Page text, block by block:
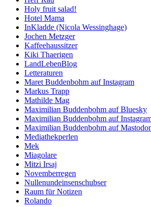
Holy fruit salad!
Hotel Mama
InKladde (Nicola Wessinghage)
Jochen Metzger
Kaffeehaussitzer
Kiki Thaerigen
LandLebenBlog
Letteraturen
Maret Buddenbohm auf Instagram
Markus Trapp
Mathilde Mag
Maximilian Buddenbohm auf Bluesky
Maximilian Buddenbohm auf
Maximilian Buddenbohm auf
Mediathekperlen
Mek
Miagolare
Mitzi Irsaj
Novemberregen
Nullenundeinsenschubser
Raum für Notizen
Rolando